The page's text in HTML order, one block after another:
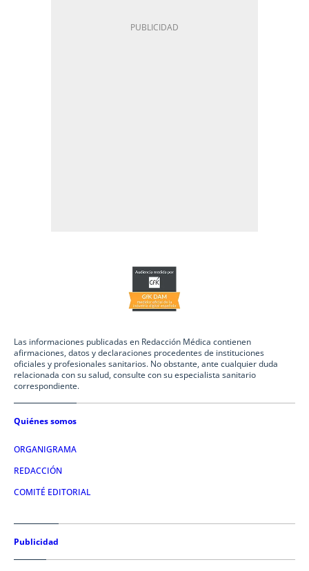
Las informaciones publicadas en Redacción Médica contienen
afirmaciones, datos y declaraciones procedentes de instituciones
oficiales y profesionales sanitarios. No obstante, ante cualquier duda
relacionada con su salud, consulte con su especialista sanitario
correspondiente.
Quiénes somos
ORGANIGRAMA
REDACCIÓN
COMITÉ EDITORIAL
Publicidad